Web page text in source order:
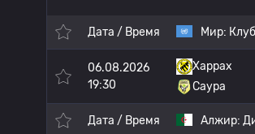
Дата / Время Мир:
06.08.2026
19:30
Харрах
Саура
Дата / Время Алжир: